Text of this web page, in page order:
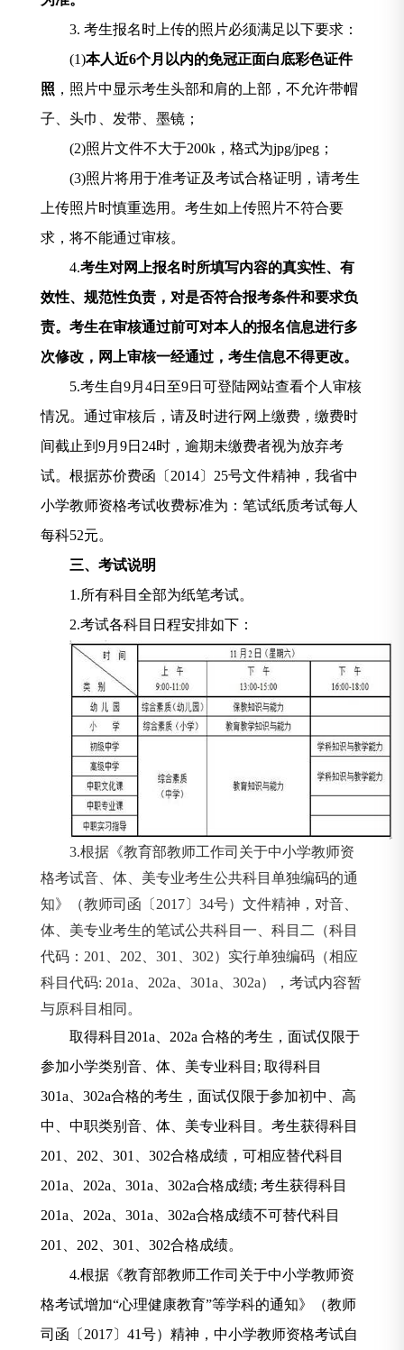
3. 考生报名时上传的照片必须满足以下要求：
(1)本人近6个月以内的免冠正面白底彩色证件
照 ，照片中显示考生头部和肩的上部，不允许带帽
子、头巾、发带、墨镜；
(2)照片文件不大于200k ，格式为jpg/jpeg ；
(3)照片将用于准考证及考试合格证明，请考生
上传照片时慎重选用。考生如上传照片不符合要
求，将不能通过审核。
4.考生对网上报名时所填写内容的真实性、有
效性、规范性负责，对是否符合报考条件和要求负
责。考生在审核通过前可对本人的报名信息进行多
次修改，网上审核一经通过，考生信息不得更改。
5.考生自9月 4日至9日可登陆网站查看个人审核
情况。通过审核后，请及时进行网上缴费， 缴费时
间截止到 9月 9日 24时 ，逾期未缴费者视为放弃考
试。 根据苏价费函〔 2014〕 25号文件精神，我省中
小学教师资格考试收费标准为：笔试纸质考试每人
每科52元。
三、考试说明
1.所有科目全部为纸笔考试。
2.考试各科目日程安排如下：
3.根据《教育部教师工作司关于中小学教师资
格考试音、体、美专业考生公共科目单独编码的通
知》（教师司函〔 2017〕 34号）文件精神，对音、
体、美专业考生的笔试公共科目一、科目二（科目
代码： 201 202 301 302）实行单独编码（相应
科目代码: 201a 202a 301a 302a），考试内容暂
与原科目相同。
取得科目 201a 202a 合格的考生，面试仅限于
参加小学类别音、体、美专业科目 ; 取得科目
301a
302a合格的考生，面试仅限于参加初中、高
中、中职类别音、体、美专业科目。考生获得科目
201
202 301 302合格成绩，可相应替代科目
201a
202a 301a 302a合格成绩; 考生获得科目
201a
202a 301a 302a合格成绩不可替代科目
201
202 301 302合格成绩。
4.根据《教育部教师工作司关于中小学教师资
格考试增加“心理健康教育”等学科的通知》（教师
司函〔 2017〕 41号）精神，中小学教师资格考试自